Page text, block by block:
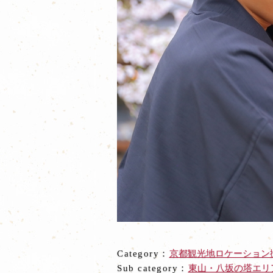
Category： 京都観光地ロケーション
Sub category： 東山・八坂の塔エリ